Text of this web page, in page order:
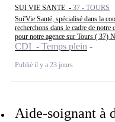
SUI VIE SANTE - 37 - TOURS
Sui'Vie Santé, spécialisé dans la
recherchons dans le cadre de
pour notre agence sur Tours ( 37)
CDI - Temps plein
Publié il y a 23 jours
Aide-soignant à